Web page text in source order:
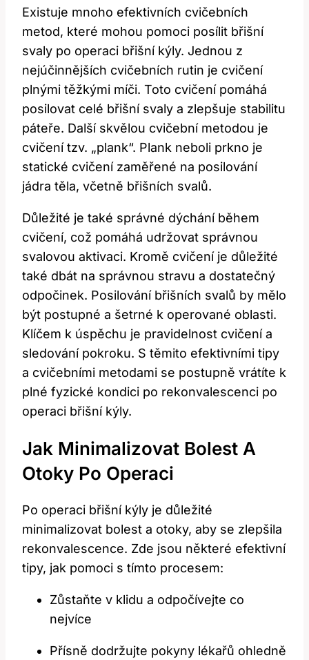
Existuje mnoho efektivních cvičebních
metod, které mohou pomoci posílit břišní
svaly po operaci břišní kýly. Jednou z
nejúčinnějších cvičebních rutin je cvičení
plnými těžkými míči. Toto cvičení pomáhá
posilovat celé břišní svaly a zlepšuje stabilitu
páteře. Další skvělou cvičební metodou je
cvičení tzv. „plank“. Plank neboli prkno je
statické cvičení zaměřené na posilování
jádra těla, včetně břišních svalů.
Důležité je také správné dýchání během
cvičení, což pomáhá udržovat správnou
svalovou aktivaci. Kromě cvičení je důležité
také dbát na správnou stravu a dostatečný
odpočinek. Posilování břišních svalů by mělo
být postupné a šetrné k operované oblasti.
Klíčem k úspěchu je pravidelnost cvičení a
sledování pokroku. S těmito efektivními tipy
a cvičebními metodami se postupně vrátíte k
plné fyzické kondici po rekonvalescenci po
operaci břišní kýly.
Jak Minimalizovat Bolest A
Otoky Po Operaci
Po operaci břišní kýly je důležité
minimalizovat bolest a otoky, aby se zlepšila
rekonvalescence. Zde jsou některé efektivní
tipy, jak pomoci s tímto procesem:
Zůstaňte v klidu a odpočívejte co
nejvíce
Přísně dodržujte pokyny lékařů ohledně